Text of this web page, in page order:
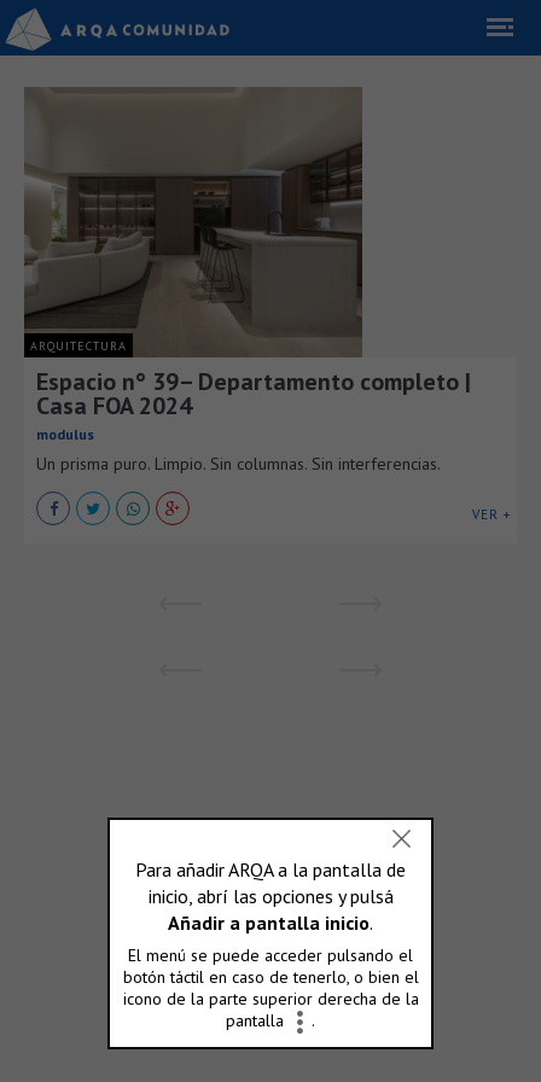
ARQUITECTURA
Espacio n° 39– Departamento completo |
Casa FOA 2024
modulus
Un prisma puro. Limpio. Sin columnas. Sin interferencias.
VER +